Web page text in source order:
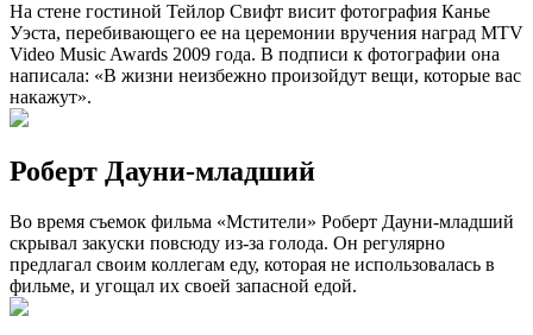
На стене гостиной Тейлор Свифт висит фотография Канье
Уэста, перебивающего ее на церемонии вручения наград MTV
Video Music Awards 2009 года. В подписи к фотографии она
написала: «В жизни неизбежно произойдут вещи, которые вас
накажут».
Роберт Дауни-младший
Во время съемок фильма «Мстители» Роберт Дауни-младший
скрывал закуски повсюду из-за голода. Он регулярно
предлагал своим коллегам еду, которая не использовалась в
фильме, и угощал их своей запасной едой.